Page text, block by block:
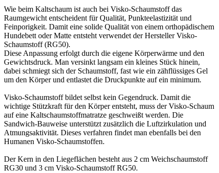
Wie beim Kaltschaum ist auch bei Visko-Schaumstoff das
Raumgewicht entscheident für Qualität, Punkteelastizität und
Feinporigkeit. Damit eine solide Qualität von einem orthopädischem
Hundebett oder Matte entsteht verwendet der Hersteller Visko-
Schaumstoff (RG50).
Diese Anpassung erfolgt durch die eigene Körperwärme und den
Gewichtsdruck. Man versinkt langsam ein kleines Stück hinein,
dabei schmiegt sich der Schaumstoff, fast wie ein zähflüssiges Gel
um den Körper und entlastet die Druckpunkte auf ein minimum.
Visko-Schaumstoff bildet selbst kein Gegendruck. Damit die
wichtige Stützkraft für den Körper entsteht, muss der Visko-Schaum
auf eine Kaltschaumstoffmatratze geschweißt werden. Die
Sandwich-Bauweise unterstützt zusätzlich die Luftzirkulation und
Atmungsaktivität. Dieses verfahren findet man ebenfalls bei den
Humanen Visko-Schaumstoffen.
Der Kern in den Liegeflächen besteht aus 2 cm Weichschaumstoff
RG30 und 3 cm Visko-Schaumstoff RG50.